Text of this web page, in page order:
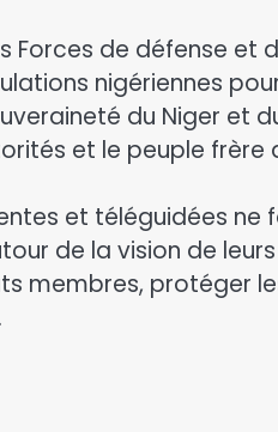
Forces de défense et
nigériennes
du Niger et
et le peuple frère
et téléguidées
de la vision de
membres, protéger